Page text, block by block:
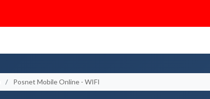
Posnet Mobile Online - WIFI